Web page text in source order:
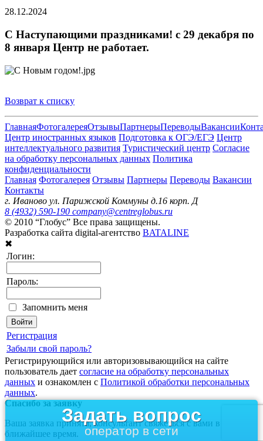
28.12.2024
С Наступающими праздниками! с 29 декабря по
8 января Центр не работает.
Возврат к списку
ГлавнаяФотогалереяОтзывыПартнерыПереводыВакансии
Центр иностранных языков Подготовка к ОГЭ/ЕГЭ Центр
интеллектуального развития Туристический центр Согласие
на обработку персональных данных Политика
конфиденциальности
Главная Фотогалерея Отзывы Партнеры Переводы Вакансии
Контакты
г. Иваново ул. Парижской Коммуны д.16 корп. Д
8 (4932) 590-190 company@centreglobus.ru
© 2010 “Глобус” Все права защищены.
Разработка сайта digital-агентство BATALINE
✖
Логин:
Пароль:
Запомнить меня
Регистрация
Забыли свой пароль?
Регистрирующийся или авторизовывающийся на сайте
пользователь дает согласие на обработку персональных
данных и ознакомлен с Политикой обработки персональных
данных.
Спасибо за заявку
Ваша заявка принята, консультант свяжеться с вами в
ближайшее время.
Задать вопрос
оператор в сети